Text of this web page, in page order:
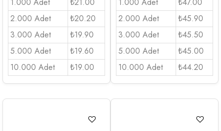
2.000 Adet
₺20.20
3.000 Adet
₺19.90
5.000 Adet
₺19.60
10.000 Adet
₺19.00
2.000 Adet
₺45.90
3.000 Adet
₺45.50
5.000 Adet
₺45.00
10.000 Adet
₺44.20